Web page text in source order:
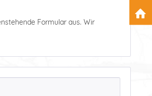
Formular aus. Wir